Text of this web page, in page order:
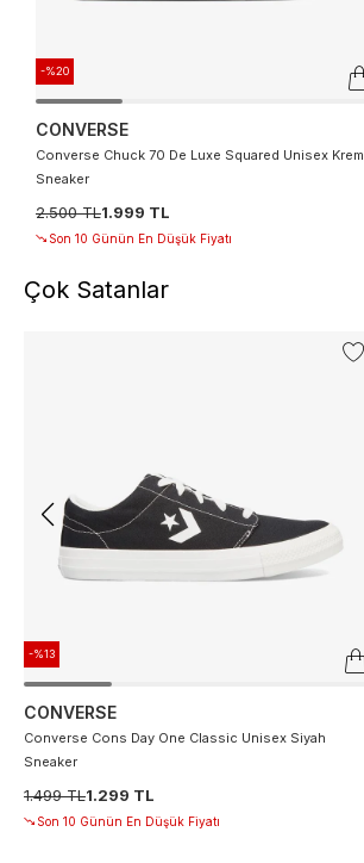
-%20
CONVERSE
Converse Chuck 70 De Luxe Squared Unisex Krem
Sneaker
2.500 TL1.999 TL
Son 10 Günün En Düşük Fiyatı
Çok Satanlar
-%13
CONVERSE
Converse Cons Day One Classic Unisex Siyah
Sneaker
1.499 TL1.299 TL
Son 10 Günün En Düşük Fiyatı